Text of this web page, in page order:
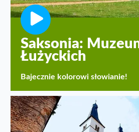
Saksonia:
Łużyckich
Bajecznie kolorowi słowianie!